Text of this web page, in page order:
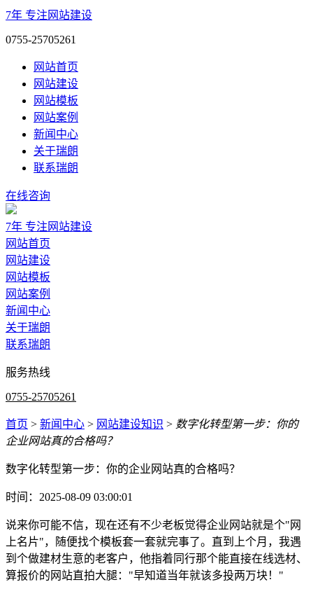
7年 专注网站建设
0755-25705261
网站首页
网站建设
网站模板
网站案例
新闻中心
关于瑞朗
联系瑞朗
在线咨询
7年 专注网站建设
网站首页
网站建设
网站模板
网站案例
新闻中心
关于瑞朗
联系瑞朗
服务热线
0755-25705261
首页 > 新闻中心 > 网站建设知识 > 数字化转型第一步：你的
企业网站真的合格吗？
数字化转型第一步：你的企业网站真的合格吗？
时间：2025-08-09 03:00:01
说来你可能不信，现在还有不少老板觉得企业网站就是个"网
上名片"，随便找个模板套一套就完事了。直到上个月，我遇
到个做建材生意的老客户，他指着同行那个能直接在线选材、
算报价的网站直拍大腿："早知道当年就该多投两万块！"